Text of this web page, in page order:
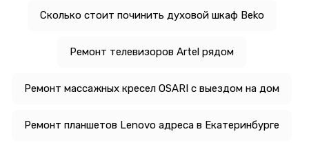
Сколько стоит починить духовой шкаф Beko
Ремонт телевизоров Artel рядом
Ремонт массажных кресел OSARI с выездом на дом
Ремонт планшетов Lenovo адреса в Екатеринбурге